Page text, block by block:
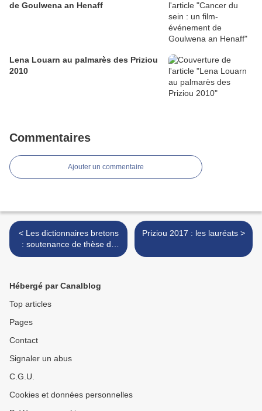
de Goulwena an Henaff
Lena Louarn au palmarès des Priziou
2010
Commentaires
Ajouter un commentaire
< Les dictionnaires bretons
: soutenance de thèse de
Malo Morvan à Paris 5
Priziou 2017 : les lauréats >
Hébergé par Canalblog
Top articles
Pages
Contact
Signaler un abus
C.G.U.
Cookies et données personnelles